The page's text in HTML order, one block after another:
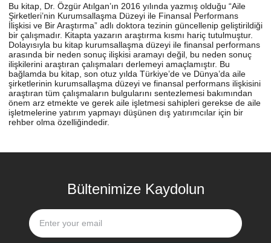
Bu kitap, Dr. Özgür Atılgan’ın 2016 yılında yazmış olduğu “Aile
Şirketleri’nin Kurumsallaşma Düzeyi ile Finansal Performans
İlişkisi ve Bir Araştırma” adlı doktora tezinin güncellenip geliştirildiği
bir çalışmadır. Kitapta yazarın araştırma kısmı hariç tutulmuştur.
Dolayısıyla bu kitap kurumsallaşma düzeyi ile finansal performans
arasında bir neden sonuç ilişkisi aramayı değil, bu neden sonuç
ilişkilerini araştıran çalışmaları derlemeyi amaçlamıştır. Bu
bağlamda bu kitap, son otuz yılda Türkiye’de ve Dünya’da aile
şirketlerinin kurumsallaşma düzeyi ve finansal performans ilişkisini
araştıran tüm çalışmaların bulgularını sentezlemesi bakımından
önem arz etmekte ve gerek aile işletmesi sahipleri gerekse de aile
işletmelerine yatırım yapmayı düşünen dış yatırımcılar için bir
rehber olma özelliğindedir.
Bültenimize Kaydolun